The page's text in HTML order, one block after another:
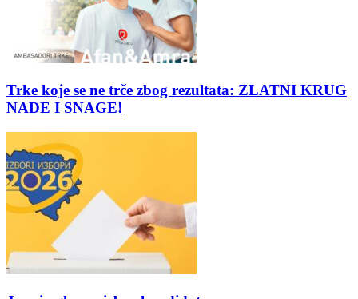
Trke koje se ne trče zbog rezultata: ZLATNI KRUG
NADE I SNAGE!